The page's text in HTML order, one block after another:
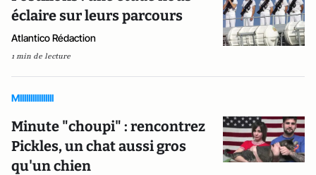
éclaire sur leurs parcours
Atlantico Rédaction
1 min de lecture
MIIIIIIIIIIIIIIII
Minute "choupi" : rencontrez
Pickles, un chat aussi gros
qu'un chien